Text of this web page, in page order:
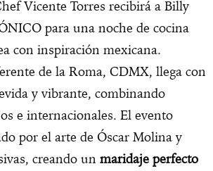
Vicente Torres recibirá a Billy
para una noche de cocina
con inspiración mexicana.
de la Roma, CDMX, llega con
y vibrante, combinando
e internacionales. El evento
por el arte de Óscar Molina y
creando un maridaje perfecto